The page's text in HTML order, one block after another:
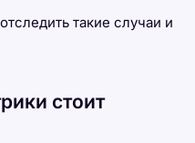
такие случаи и
стоит